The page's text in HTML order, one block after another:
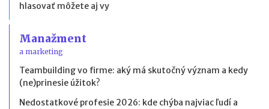
hlasovať môžete aj vy
Manažment
a marketing
Teambuilding vo firme: aký má skutočný význam a kedy
(ne)prinesie úžitok?
Nedostatkové profesie 2026: kde chýba najviac ľudí a